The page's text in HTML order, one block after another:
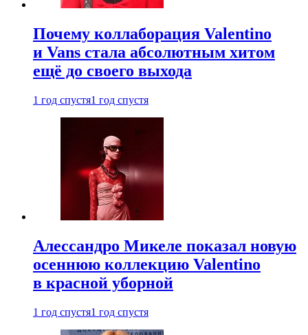
Почему коллаборация Valentino
и Vans стала абсолютным хитом
ещё до своего выхода
1 год спустя1 год спустя
Алессандро Микеле показал новую
осеннюю коллекцию Valentino
в красной уборной
1 год спустя1 год спустя